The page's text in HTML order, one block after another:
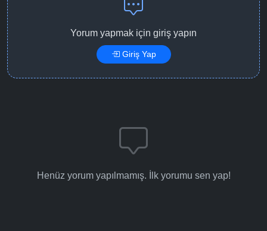
Yorum yapmak için giriş yapın
Giriş Yap
Henüz yorum yapılmamış. İlk yorumu sen yap!